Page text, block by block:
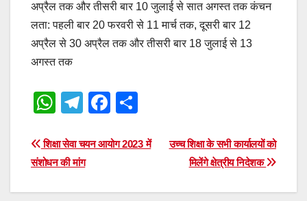
अप्रैल तक और तीसरी बार 10 जुलाई से सात अगस्त तक कंचन
लता: पहली बार 20 फरवरी से 11 मार्च तक, दूसरी बार 12
अप्रैल से 30 अप्रैल तक और तीसरी बार 18 जुलाई से 13
अगस्त तक
W
at
s
A
T
e
gr
a
F
c
b
ar
Post
navigation
उच्च शिक्षा के सभी कार्यालयों को
मिलेंगे क्षेत्रीय निदेशक
शिक्षा सेवा चयन आयोग 2023 में
संशोधन की मांग